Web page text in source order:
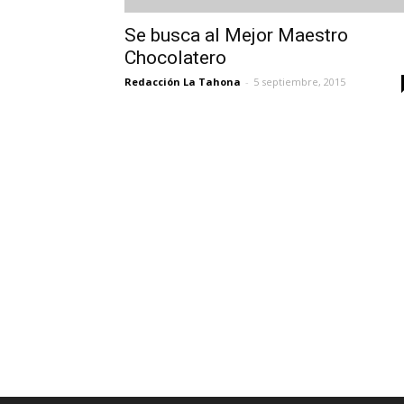
Se busca al Mejor Maestro
Chocolatero
Redacción La Tahona - 5 septiembre, 2015